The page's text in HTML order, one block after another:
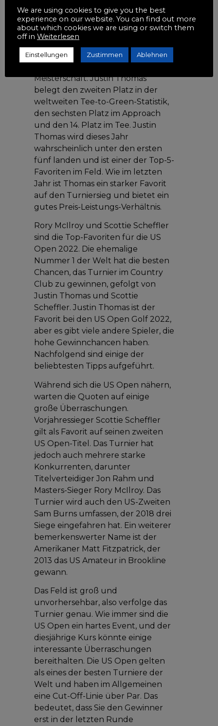
wird erwartet, dass Justin Thomas
erneut gewinnt.
Ein wichtiger Faktor bei der
Bestimmung der amerikanischen
Meisterschaft. Justin Thomas
belegt den zweiten Platz in der
weltweiten Tee-to-Green-Statistik,
den sechsten Platz im Approach
und den 14. Platz im Tee. Justin
Thomas wird dieses Jahr
wahrscheinlich unter den ersten
fünf landen und ist einer der Top-5-
Favoriten im Feld. Wie im letzten
Jahr ist Thomas ein starker Favorit
auf den Turniersieg und bietet ein
gutes Preis-Leistungs-Verhältnis.
Rory McIlroy und Scottie Scheffler
sind die Top-Favoriten für die US
Open 2022. Die ehemalige
Nummer 1 der Welt hat die besten
Chancen, das Turnier im Country
Club zu gewinnen, gefolgt von
Justin Thomas und Scottie
Scheffler. Justin Thomas ist der
Favorit bei den US Open Golf 2022,
aber es gibt viele andere Spieler, die
hohe Gewinnchancen haben.
Nachfolgend sind einige der
beliebtesten Tipps aufgeführt.
Während sich die US Open nähern,
warten die Quoten auf einige
große Überraschungen.
Vorjahressieger Scottie Scheffler
gilt als Favorit auf seinen zweiten
US Open-Titel. Das Turnier hat
jedoch auch mehrere starke
Konkurrenten, darunter
Titelverteidiger Jon Rahm und
Masters-Sieger Rory McIlroy. Das
Turnier wird auch den US-Zweiten
Sam Burns umfassen, der 2018 drei
Siege eingefahren hat. Ein weiterer
bemerkenswerter Name ist der
Amerikaner Matt Fitzpatrick, der
2013 das US Amateur in Brookline
gewann.
Das Feld ist groß und
unvorhersehbar, also verfolge das
Turnier genau. Wie immer sind die
US Open ein hartes Event, und der
diesjährige Kurs könnte einige
interessante Überraschungen
bereithalten. Die US Open gelten
als eines der besten Turniere der
Welt und haben im Allgemeinen
eine Cut-Off-Linie über Par. Das
bedeutet, dass Sie den Gewinner
erst in der letzten Runde
We are using cookies to give you the best
experience on our website. You can find out more
about which cookies we are using or switch them
off in Weiterlesen
Einstellungen Zustimmen Ablehnen